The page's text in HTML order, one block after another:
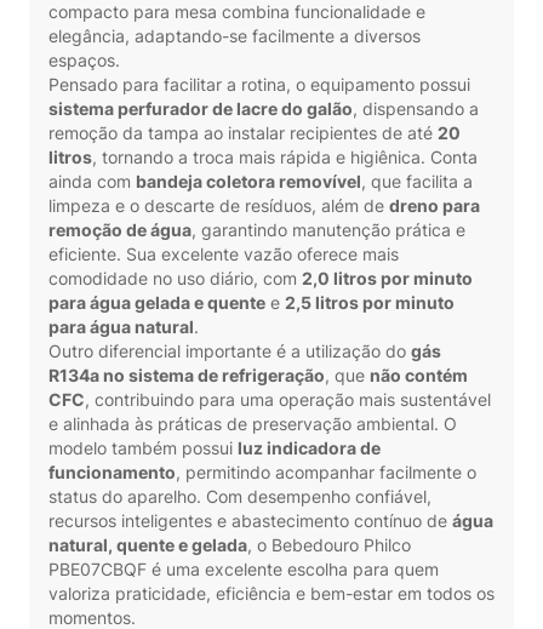
compacto para mesa combina funcionalidade e
elegância, adaptando-se facilmente a diversos
espaços.
Pensado para facilitar a rotina, o equipamento possui
sistema perfurador de lacre do galão, dispensando a
remoção da tampa ao instalar recipientes de até 20
litros, tornando a troca mais rápida e higiênica. Conta
ainda com bandeja coletora removível, que facilita a
limpeza e o descarte de resíduos, além de dreno para
remoção de água, garantindo manutenção prática e
eficiente. Sua excelente vazão oferece mais
comodidade no uso diário, com 2,0 litros por minuto
para água gelada e quente e 2,5 litros por minuto
para água natural.
Outro diferencial importante é a utilização do gás
R134a no sistema de refrigeração, que não contém
CFC, contribuindo para uma operação mais sustentável
e alinhada às práticas de preservação ambiental. O
modelo também possui luz indicadora de
funcionamento, permitindo acompanhar facilmente o
status do aparelho. Com desempenho confiável,
recursos inteligentes e abastecimento contínuo de água
natural, quente e gelada, o Bebedouro Philco
PBE07CBQF é uma excelente escolha para quem
valoriza praticidade, eficiência e bem-estar em todos os
momentos.